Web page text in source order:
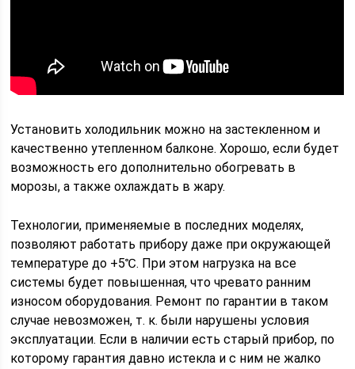
Установить холодильник можно на застекленном и
качественно утепленном балконе. Хорошо, если будет
возможность его дополнительно обогревать в
морозы, а также охлаждать в жару.
Технологии, применяемые в последних моделях,
позволяют работать прибору даже при окружающей
температуре до +5℃. При этом нагрузка на все
системы будет повышенная, что чревато ранним
износом оборудования. Ремонт по гарантии в таком
случае невозможен, т. к. были нарушены условия
эксплуатации. Если в наличии есть старый прибор, по
которому гарантия давно истекла и с ним не жалко